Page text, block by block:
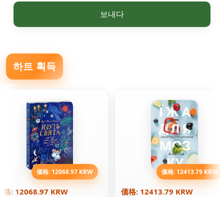
보내다
하트 획득
価格: 12068.97 KRW
格: 12068.97 KRW
価格: 12413.79 KRW
価格: 12413.79 KRW